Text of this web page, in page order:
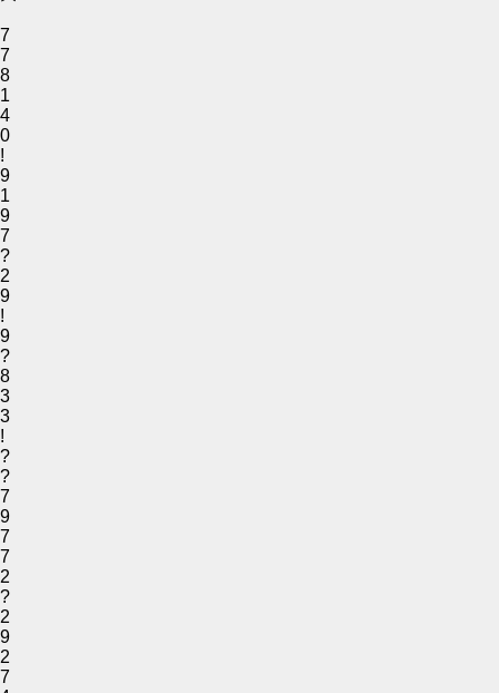
7
7
8
1
4
0
!
9
1
9
7
?
2
9
!
9
?
8
3
3
!
?
?
7
9
7
7
2
?
2
9
2
7